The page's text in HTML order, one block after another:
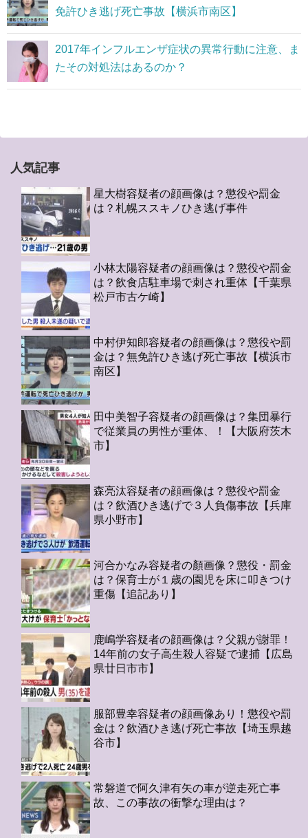
免許ひき逃げ死亡事故【横浜市南区】
2017年インフルエンザ症状の異常行動に注意、ま
たその対処法はあるのか？
人気記事
星大樹容疑者の顔画像は？懲役や罰金
は？札幌ススキノひき逃げ事件
小林太陽容疑者の顔画像は？懲役や罰金
は？飲食店駐車場で刺され重体【千葉県
松戸市古ケ崎】
中村伊知郎容疑者の顔画像は？懲役や罰
金は？無免許ひき逃げ死亡事故【横浜市
南区】
田中美智子容疑者の顔画像は？集団暴行
で従業員の男性が重体、！【大阪府茨木
市】
森亮汰容疑者の顔画像は？懲役や罰金
は？飲酒ひき逃げで３人負傷事故【兵庫
県小野市】
河合かなみ容疑者の顏画像？懲役・罰金
は？保育士が１歳の園児を床に叩きつけ
重傷【追記あり】
鹿嶋学容疑者の顔画像は？父親が謝罪！
14年前の女子高生殺人容疑で逮捕【広島
県廿日市市】
服部豊幸容疑者の顔画像あり！懲役や罰
金は？飲酒ひき逃げ死亡事故【埼玉県越
谷市】
常磐道で阿久津有矢の車が逆走死亡事
故、この事故の衝撃な理由は？